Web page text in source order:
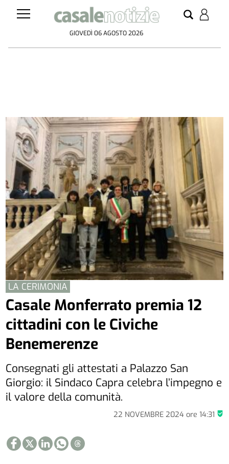
GIOVEDÌ 06 AGOSTO 2026
22 NOVEMBRE 2024 ore 14:31
LA CERIMONIA
Casale Monferrato premia 12
cittadini con le Civiche
Benemerenze
Consegnati gli attestati a Palazzo San
Giorgio: il Sindaco Capra celebra l’impegno e
il valore della comunità.